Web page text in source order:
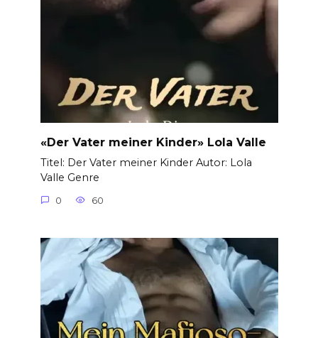
«Der Vater meiner Kinder» Lola Valle
Titel: Der Vater meiner Kinder Autor: Lola
Valle Genre
0 60